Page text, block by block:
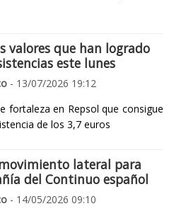
valores que han logrado
este lunes
- 13/07/2026 19:12
fortaleza en Repsol que consigue
de los 3,7 euros
lateral para
del Continuo español
- 14/05/2026 09:10